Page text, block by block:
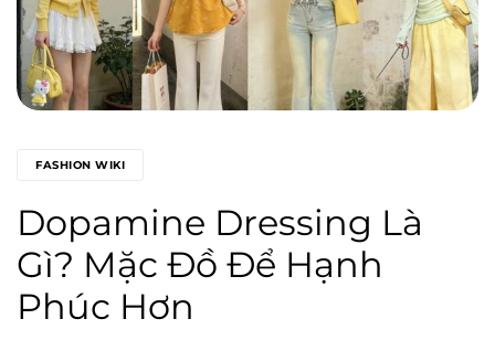
FASHION WIKI
Dopamine Dressing Là
Gì? Mặc Đồ Để Hạnh
Phúc Hơn